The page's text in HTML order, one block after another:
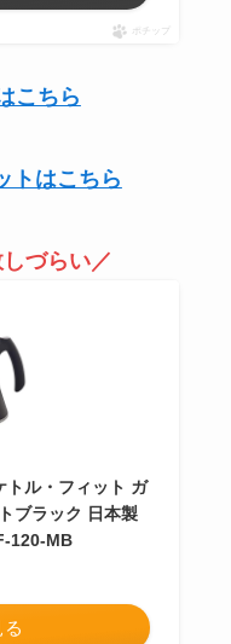
ポチップ
こちら
トはこちら
づらい／
トル・フィット ガ
ブラック 日本製
120-MB